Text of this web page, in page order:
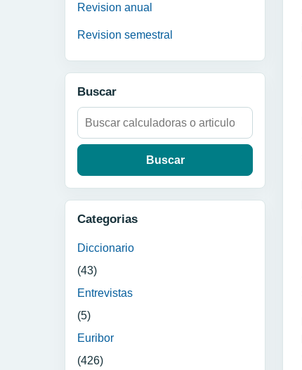
Revision anual
Revision semestral
Buscar
Buscar:
Categorias
Diccionario
(43)
Entrevistas
(5)
Euribor
(426)